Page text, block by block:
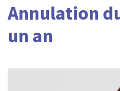
Annulation
un an